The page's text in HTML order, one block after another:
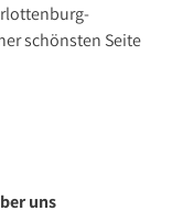
schönsten Seite
uns